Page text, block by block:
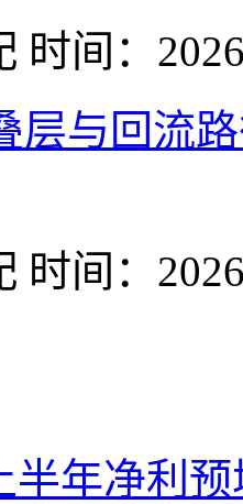
时间：
层与回流
时间：
半年净利